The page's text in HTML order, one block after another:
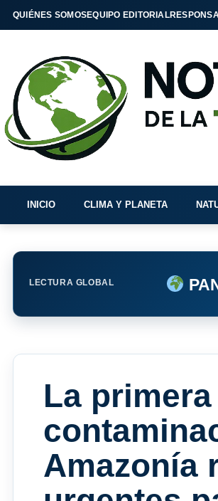
QUIÉNES SOMOSEQUIPO EDITORIAL
INICIO CLIMA Y PLANETA
LECTURA GLOBAL
La
Amazonía